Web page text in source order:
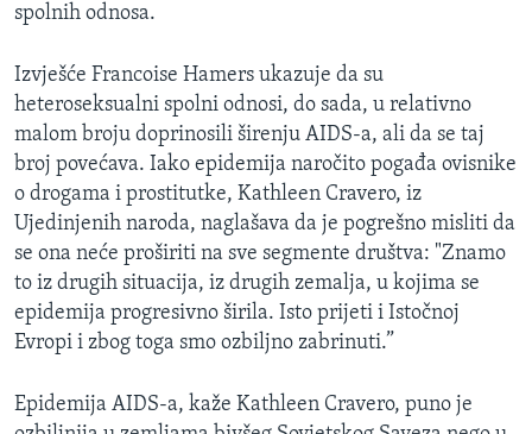
spolnih odnosa.
Izvješće Francoise Hamers ukazuje da su
heteroseksualni spolni odnosi, do sada, u relativno
malom broju doprinosili širenju AIDS-a, ali da se taj
broj povećava. Iako epidemija naročito pogađa ovisnike
o drogama i prostitutke, Kathleen Cravero, iz
Ujedinjenih naroda, naglašava da je pogrešno misliti da
se ona neće proširiti na sve segmente društva: "Znamo
to iz drugih situacija, iz drugih zemalja, u kojima se
epidemija progresivno širila. Isto prijeti i Istočnoj
Evropi i zbog toga smo ozbiljno zabrinuti.”
Epidemija AIDS-a, kaže Kathleen Cravero, puno je